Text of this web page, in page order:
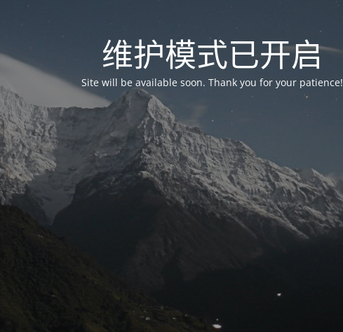
维护模式已开启
Site will be available soon. Thank you for your patience!